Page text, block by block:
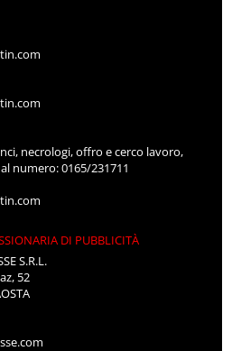
necrologi, offro e cerco lavoro,
numero: 0165/231711
DI PUBBLICITÀ
S.R.L.
52